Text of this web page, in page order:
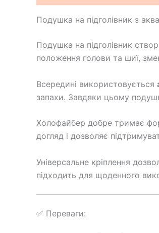
Подушка на підголівник з
Подушка на підголівник
положення голови та шиї,
Всередині використовується
запахи. Завдяки цьому
Холофайбер добре тримає
догляд і дозволяє
Універсальне кріплення
підходить для щоденного
✅ Переваги: